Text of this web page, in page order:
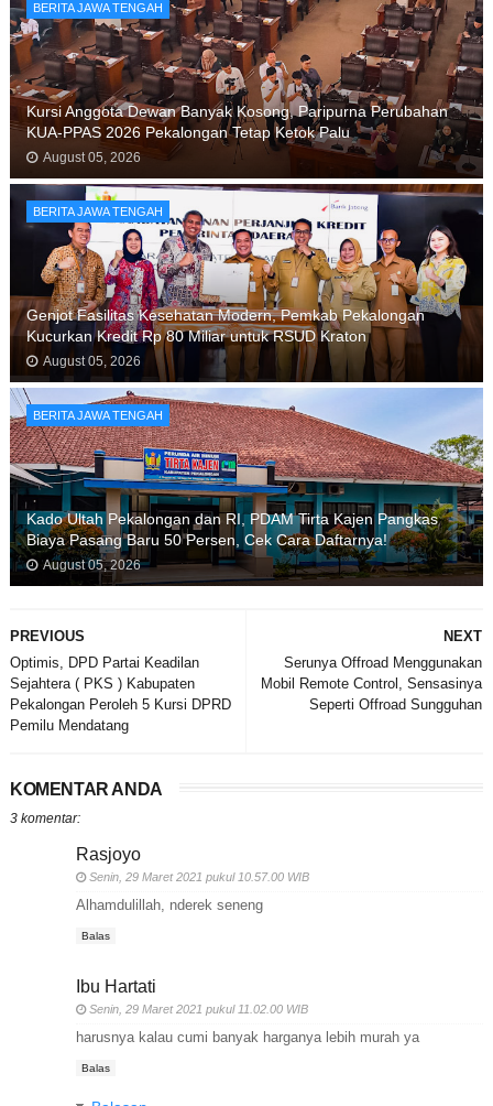
BERITA JAWA TENGAH
Kursi Anggota Dewan Banyak Kosong, Paripurna Perubahan
KUA-PPAS 2026 Pekalongan Tetap Ketok Palu
August 05, 2026
BERITA JAWA TENGAH
Genjot Fasilitas Kesehatan Modern, Pemkab Pekalongan
Kucurkan Kredit Rp 80 Miliar untuk RSUD Kraton
August 05, 2026
BERITA JAWA TENGAH
Kado Ultah Pekalongan dan RI, PDAM Tirta Kajen Pangkas
Biaya Pasang Baru 50 Persen, Cek Cara Daftarnya!
August 05, 2026
NEXT
Serunya Offroad Menggunakan
Mobil Remote Control, Sensasinya
Seperti Offroad Sungguhan
PREVIOUS
Optimis, DPD Partai Keadilan
Sejahtera ( PKS ) Kabupaten
Pekalongan Peroleh 5 Kursi DPRD
Pemilu Mendatang
KOMENTAR ANDA
3 komentar:
Rasjoyo
Senin, 29 Maret 2021 pukul 10.57.00 WIB
Alhamdulillah, nderek seneng
Balas
Ibu Hartati
Senin, 29 Maret 2021 pukul 11.02.00 WIB
harusnya kalau cumi banyak harganya lebih murah ya
Balas